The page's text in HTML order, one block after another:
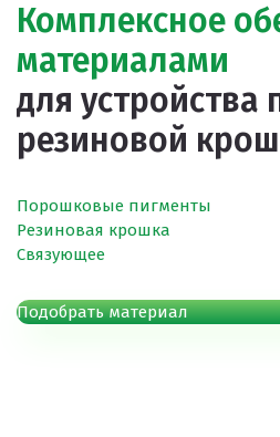
Комплексное
материалами
для устройства
резиновой
Порошковые пигменты
Резиновая крошка
Связующее
Подобрать материал